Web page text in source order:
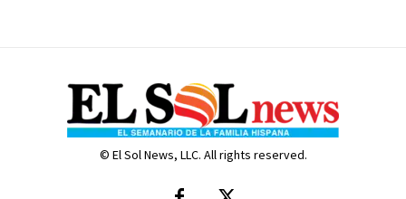
© El Sol News, LLC. All rights reserved.